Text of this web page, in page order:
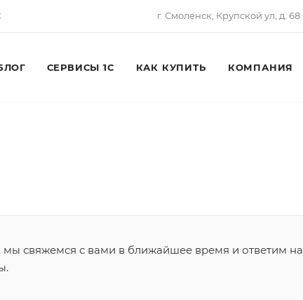
г. Смоленск, Крупской ул, д. 68
СЕРВИСЫ 1С КАК КУПИТЬ КОМПАНИЯ
мы свяжемся с вами в ближайшее время и ответим на